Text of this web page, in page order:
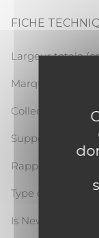
FICHE
Largeur totale
Marque
Collection
Support
Rapport Vertical
Type de raccord
Is New